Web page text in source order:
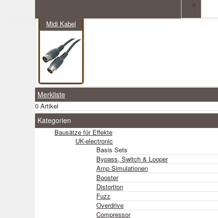
Midi Kabel
Merkliste
0 Artikel
Kategorien
Bausätze für Effekte
UK-electronic
Basis Sets
Bypass, Switch & Looper
Amp Simulationen
Booster
Distortion
Fuzz
Overdrive
Compressor